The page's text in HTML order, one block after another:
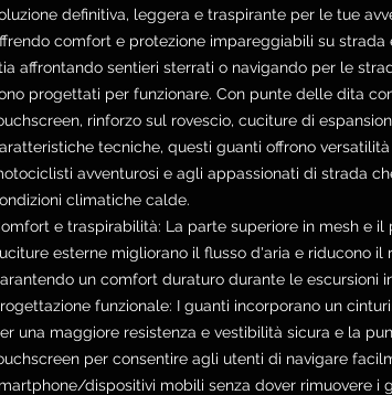
definitiva, leggera e traspirante per le tue
comfort e protezione impareggiabili su strada
affrontando sentieri sterrati o navigando per le
progettati per funzionare. Con punte delle dita
rinforzo sul rovescio, cuciture di
tecniche, questi guanti offrono
avventurosi e agli appassionati di strada
climatiche calde.
e traspirabilità: La parte superiore in mesh e
esterne migliorano il flusso d'aria e riducono il
un comfort duraturo durante le escursioni
funzionale: I guanti incorporano un
una maggiore resistenza e vestibilità sicura e la
per consentire agli utenti di navigare
dispositivi mobili senza dover rimuovere i